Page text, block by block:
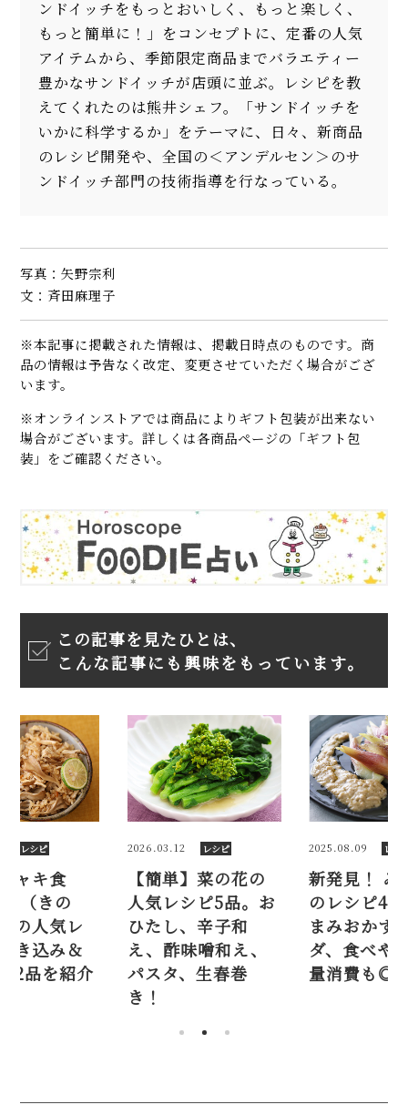
ンドイッチをもっとおいしく、もっと楽しく、
もっと簡単に！」をコンセプトに、定番の人気
アイテムから、季節限定商品までバラエティー
豊かなサンドイッチが店頭に並ぶ。レシピを教
えてくれたのは熊井シェフ。「サンドイッチを
いかに科学するか」をテーマに、日々、新商品
のレシピ開発や、全国の＜アンデルセン＞のサ
ンドイッチ部門の技術指導を行なっている。
写真：矢野宗利
文：斉田麻理子
※本記事に掲載された情報は、掲載日時点のものです。商
品の情報は予告なく改定、変更させていただく場合がござ
います。
※オンラインストアでは商品によりギフト包装が出来ない
場合がございます。詳しくは各商品ページの「ギフト包
装」をご確認ください。
この記事を見たひとは、
こんな記事にも興味をもっています。
レシピ
菜の花の
ピ5品。お
辛子和
噌和え、
生春巻
2025.08.09 レシピ
新発見！ みょうが
のレシピ4品。おつ
まみおかず、サラ
ダ、食べやすい大
量消費も◎
2025.10.08 レシ
シャキシャ
感！ 舞茸（
こ）ご飯の
シピ。炊き
混ぜ込み2